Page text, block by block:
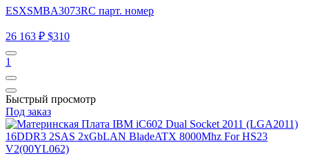
ESXSMBA3073RC парт. номер
26 163 ₽ $310
1
Быстрый просмотр
Под заказ